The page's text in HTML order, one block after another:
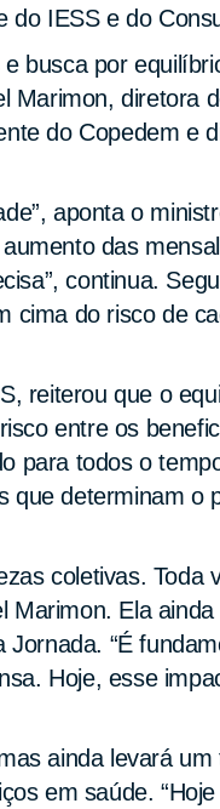
do IESS e do
busca por
diretora
do Copedem e
aponta o
das
continua.
do risco de
reiterou que o
entre os
para todos o
determinam o
coletivas. Toda
Ela
“É
Hoje, esse
ainda levará
em saúde.